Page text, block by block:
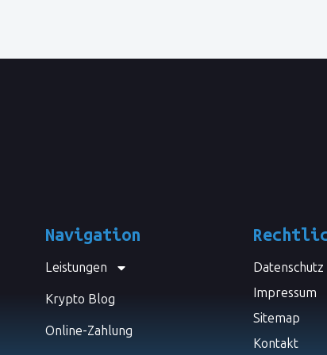
Navigation
Leistungen
Krypto Blog
Online-Zahlung
Datenschutz
Impressum
Sitemap
Kontakt